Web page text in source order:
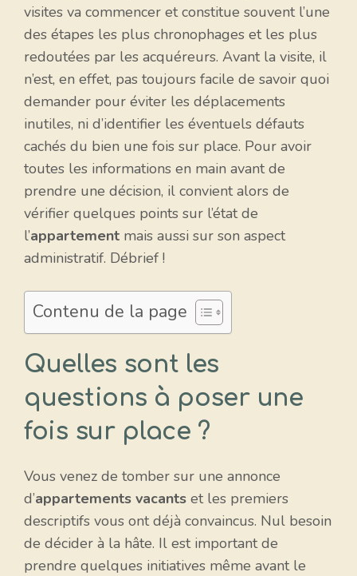
visites va commencer et constitue souvent l’une
des étapes les plus chronophages et les plus
redoutées par les acquéreurs. Avant la visite, il
n’est, en effet, pas toujours facile de savoir quoi
demander pour éviter les déplacements
inutiles, ni d’identifier les éventuels défauts
cachés du bien une fois sur place. Pour avoir
toutes les informations en main avant de
prendre une décision, il convient alors de
vérifier quelques points sur l’état de
l’appartement mais aussi sur son aspect
administratif. Débrief !
Contenu de la page
Quelles sont les
questions à poser une
fois sur place ?
Vous venez de tomber sur une annonce
d’appartements vacants et les premiers
descriptifs vous ont déjà convaincus. Nul besoin
de décider à la hâte. Il est important de
prendre quelques initiatives même avant le